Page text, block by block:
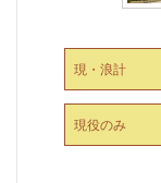
現・浪計
現役のみ